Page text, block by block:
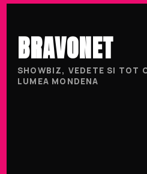
BRAVONET
SHOWBIZ, VEDETE SI TOT
LUMEA MONDENA